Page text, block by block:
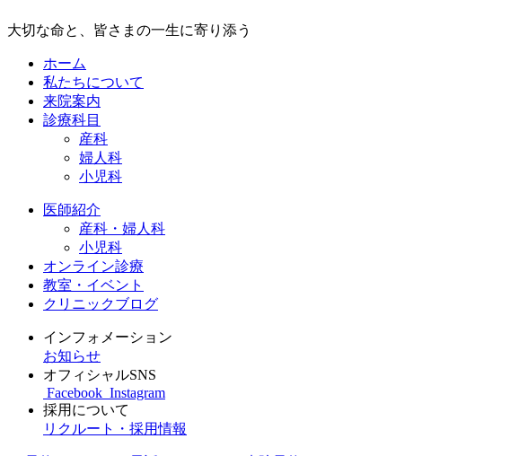
大切な命と、皆さまの一生に寄り添う
ホーム
私たちについて
来院案内
診療科目
産科
婦人科
小児科
医師紹介
産科・婦人科
小児科
オンライン診療
教室・イベント
クリニックブログ
インフォメーション
お知らせ
オフィシャルSNS
Facebook Instagram
採用について
リクルート・採用情報